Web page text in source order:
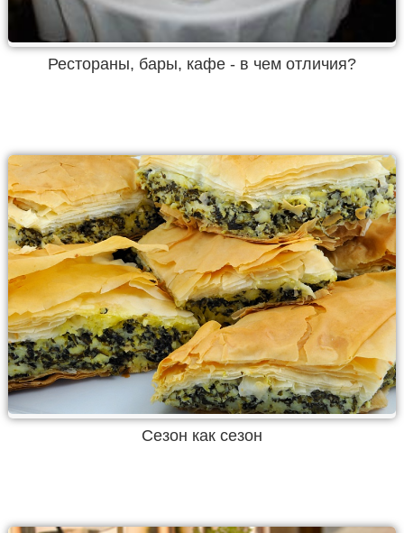
Рестораны, бары, кафе - в чем отличия?
Сезон как сезон